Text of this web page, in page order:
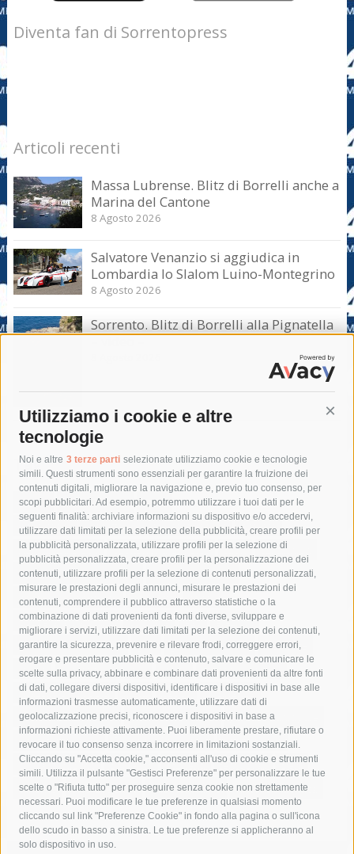
Utilizziamo i cookie e altre
tecnologie
Noi e altre 3 terze parti selezionate utilizziamo cookie e tecnologie
simili. Questi strumenti sono essenziali per garantire la fruizione dei
contenuti digitali, migliorare la navigazione e, previo tuo consenso, per
scopi pubblicitari. Ad esempio, potremmo utilizzare i tuoi dati per le
seguenti finalità: archiviare informazioni su dispositivo e/o accedervi,
utilizzare dati limitati per la selezione della pubblicità, creare profili per
la pubblicità personalizzata, utilizzare profili per la selezione di
pubblicità personalizzata, creare profili per la personalizzazione dei
contenuti, utilizzare profili per la selezione di contenuti personalizzati,
misurare le prestazioni degli annunci, misurare le prestazioni dei
contenuti, comprendere il pubblico attraverso statistiche o la
combinazione di dati provenienti da fonti diverse, sviluppare e
migliorare i servizi, utilizzare dati limitati per la selezione dei contenuti,
garantire la sicurezza, prevenire e rilevare frodi, correggere errori,
erogare e presentare pubblicità e contenuto, salvare e comunicare le
scelte sulla privacy, abbinare e combinare dati provenienti da altre fonti
di dati, collegare diversi dispositivi, identificare i dispositivi in base alle
informazioni trasmesse automaticamente, utilizzare dati di
geolocalizzazione precisi, riconoscere i dispositivi in base a
informazioni richieste attivamente. Puoi liberamente prestare, rifiutare o
revocare il tuo consenso senza incorrere in limitazioni sostanziali.
Cliccando su "Accetta cookie," acconsenti all'uso di cookie e strumenti
simili. Utilizza il pulsante "Gestisci Preferenze" per personalizzare le tue
scelte o "Rifiuta tutto" per proseguire senza cookie non strettamente
necessari. Puoi modificare le tue preferenze in qualsiasi momento
cliccando sul link "Preferenze Cookie" in fondo alla pagina o sull'icona
dello scudo in basso a sinistra. Le tue preferenze si applicheranno al
solo dispositivo in uso.
Diventa fan di Sorrentopress
Articoli recenti
Massa Lubrense. Blitz di Borrelli anche a
Marina del Cantone
8 Agosto 2026
Salvatore Venanzio si aggiudica in
Lombardia lo Slalom Luino-Montegrino
8 Agosto 2026
Sorrento. Blitz di Borrelli alla Pignatella
– video –
Tag
acqua allerta meteo
anas
area marina protetta di punta campanella
arresto
Asl Napoli 3 sud
capitaneria di porto capri
carabinieri
castellammare di stabia
circumvesuviana
comune di sorrento
concerto
contagi
costiera amalfitana
covid-19 eav
elezioni
fondazione sorrento
gori guardia costiera
incidente
lavori
lorenzo balducelli mare
massa lubrense
massimo coppola
Meta napoli
ordinanza
penisola sorrentina
piano di sorrento
polizia municipale
protezione civile
Regione Campania
sant'agnello
sindaco cuomo
sorrento studenti temporali
treni
turismo
Vico Equense villa fiorentino vincenzo de luca